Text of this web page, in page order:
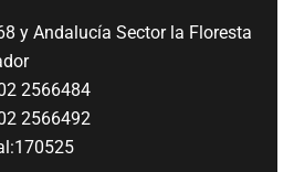
y Andalucía Sector la Floresta
2566484
2566492